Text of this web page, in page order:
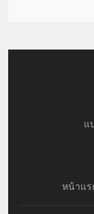
แ
หน้าแร